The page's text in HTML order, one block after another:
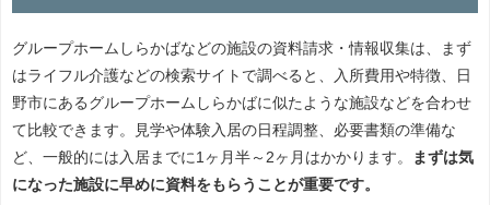
グループホームしらかばなどの施設の資料請求・情報収集は、まず
はライフル介護などの検索サイトで調べると、入所費用や特徴、日
野市にあるグループホームしらかばに似たような施設などを合わせ
て比較できます。見学や体験入居の日程調整、必要書類の準備な
ど、一般的には入居までに1ヶ月半～2ヶ月はかかります。
まずは気
になった施設に早めに資料をもらうことが重要です。